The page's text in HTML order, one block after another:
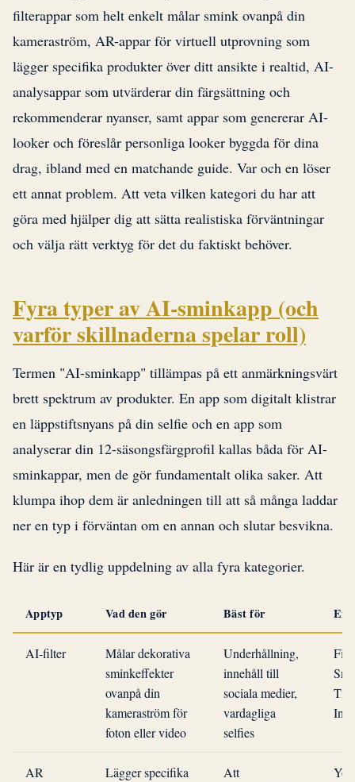
filterappar som helt enkelt målar smink ovanpå din
kameraström, AR-appar för virtuell utprovning som
lägger specifika produkter över ditt ansikte i realtid, AI-
analysappar som utvärderar din färgsättning och
rekommenderar nyanser, samt appar som genererar AI-
looker och föreslår personliga looker byggda för dina
drag, ibland med en matchande guide. Var och en löser
ett annat problem. Att veta vilken kategori du har att
göra med hjälper dig att sätta realistiska förväntningar
och välja rätt verktyg för det du faktiskt behöver.
Fyra typer av AI-sminkapp (och
varför skillnaderna spelar roll)
Termen "AI-sminkapp" tillämpas på ett anmärkningsvärt
brett spektrum av produkter. En app som digitalt klistrar
en läppstiftsnyans på din selfie och en app som
analyserar din 12-säsongsfärgprofil kallas båda för AI-
sminkappar, men de gör fundamentalt olika saker. Att
klumpa ihop dem är anledningen till att så många laddar
ner en typ i förväntan om en annan och slutar besvikna.
Här är en tydlig uppdelning av alla fyra kategorier.
Apptyp Vad den gör Bäst för
AI-filter
Målar dekorativa
sminkeffekter
ovanpå din
kameraström för
foton eller video
Underhållning,
innehåll till
sociala medier,
vardagliga
selfies
AR
Lägger specifika
Att